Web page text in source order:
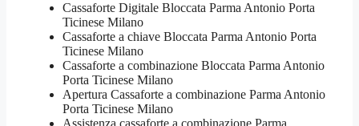
Cassaforte Digitale Bloccata Parma Antonio Porta
Ticinese Milano
Cassaforte a chiave Bloccata Parma Antonio Porta
Ticinese Milano
Cassaforte a combinazione Bloccata Parma Antonio
Porta Ticinese Milano
​Apertura Cassaforte a combinazione Parma Antonio
Porta Ticinese Milano